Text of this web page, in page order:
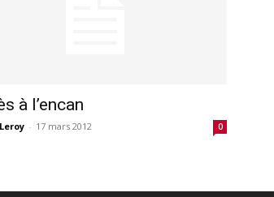
à l’encan
- 17 mars 2012 0